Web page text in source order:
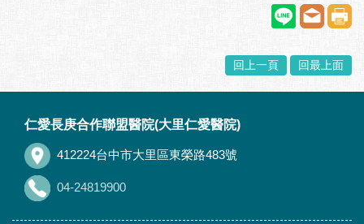
回上一頁 回最上面
仁愛長庚合作聯盟醫院(大里仁愛醫院)
412224台中市大里區東榮路483號
04-24819900